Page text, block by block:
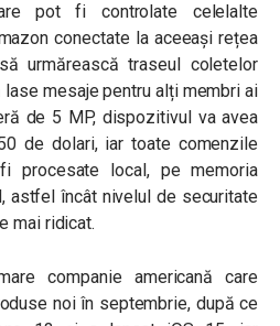
pot fi controlate celelalte
conectate la aceeași rețea
urmărească traseul coletelor
mesaje pentru alți membri ai
de 5 MP, dispozitivul va avea
de dolari, iar toate comenzile
procesate local, pe memoria
astfel încât nivelul de securitate
mai ridicat.
companie americană care
noi în septembrie, după ce